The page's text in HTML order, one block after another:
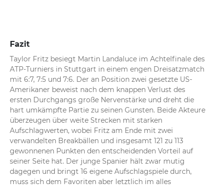
Fazit
Taylor Fritz besiegt Martin Landaluce im Achtelfinale des
ATP-Turniers in Stuttgart in einem engen Dreisatzmatch
mit 6:7, 7:5 und 7:6. Der an Position zwei gesetzte US-
Amerikaner beweist nach dem knappen Verlust des
ersten Durchgangs große Nervenstärke und dreht die
hart umkämpfte Partie zu seinen Gunsten. Beide Akteure
überzeugen über weite Strecken mit starken
Aufschlagwerten, wobei Fritz am Ende mit zwei
verwandelten Breakbällen und insgesamt 121 zu 113
gewonnenen Punkten den entscheidenden Vorteil auf
seiner Seite hat. Der junge Spanier hält zwar mutig
dagegen und bringt 16 eigene Aufschlagspiele durch,
muss sich dem Favoriten aber letztlich im alles